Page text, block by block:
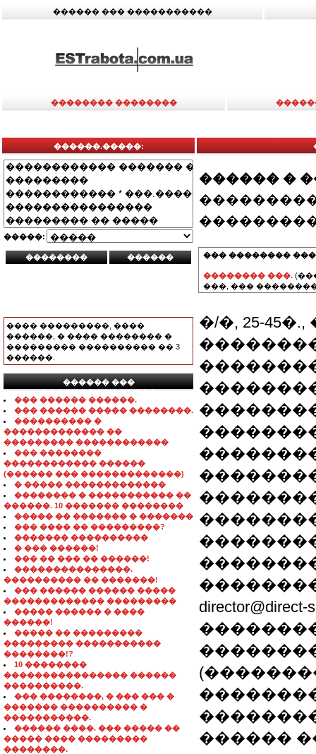
������ ��� �����������
�������� ��������
������.�����:
�����:
���� ���������, ����
������, � ���� �������� �
��������� ���������� �� 3
������.
������ ���
���������������
��� ������ ������.
��� ������ ����� ��������.
���������� �
������������� ��
��������� ������������
��� ��������
������������ ������
(������ ��� �������������)
� ����� �������������
�������� � ����������� ��
������. 10 ������� ��������
����� �� ������� � �������
��� ���� �� ���������?
������� ����������
� ��� ������!
��� �� ��� �� ������!
���������������.
���������� �� �������!
��� ������ ������ �����
������������� ���������
����� ������ � ����
������!
����� �� ���������
��������� �����������
��������!?
10 ��������
���������������� ������
����������.
��� ��������, � ��� ��� �
������� ���������� �
�����������.
������ ����. ��� ����� ��
����� ���� ���������
��������.
������ �
��� ��������
�������� ���.
���, ���
�/�, 25-
������